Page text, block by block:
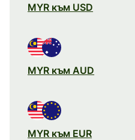
MYR към USD
MYR към AUD
MYR към EUR